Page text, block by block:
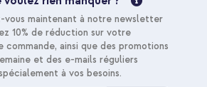
Câble tressé magnétique - USB-
vous maintenant à notre newsletter
10% de réduction sur votre
commande, ainsi que des promotions
et des e-mails réguliers
à vos besoins.